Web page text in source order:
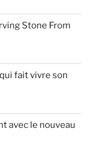
Stone From
fait vivre son
avec le nouveau